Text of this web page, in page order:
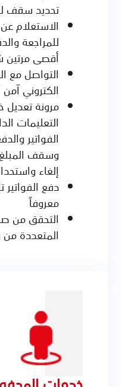
تحديد سقف
الاستعلام
للمراجعة
أقصى مرتين
التواصل مع
الكتروني
مرونة تعديل
التعليمات
الفواتير
وسقف المبلغ
إلغاء
دفع الفواتير
معروفاً
التحقق من
المتعددة من